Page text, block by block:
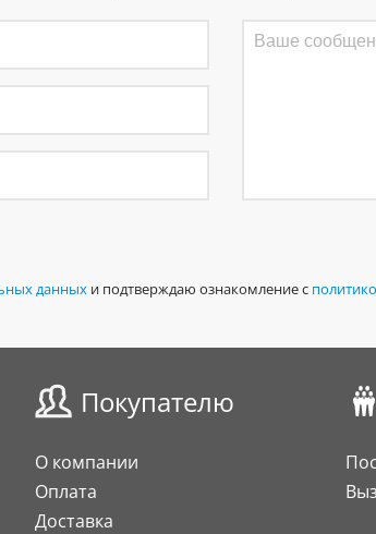
данных и подтверждаю ознакомление с
Покупателю
О компании
Оплата
Доставка